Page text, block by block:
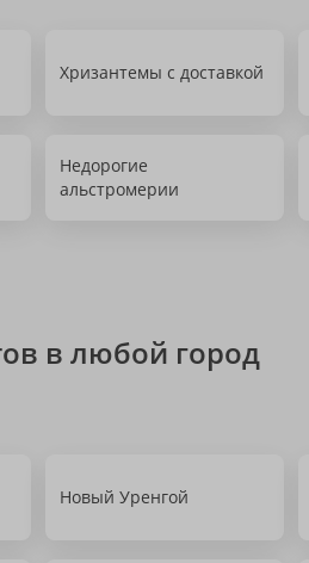
Хризантемы с доставкой
Недорогие
альстромерии
в любой город
Новый Уренгой